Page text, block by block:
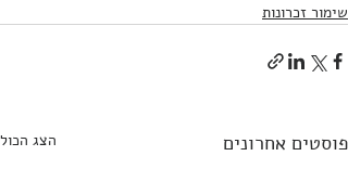
שימור זכרונות
פוסטים אחרונים הצג הכול